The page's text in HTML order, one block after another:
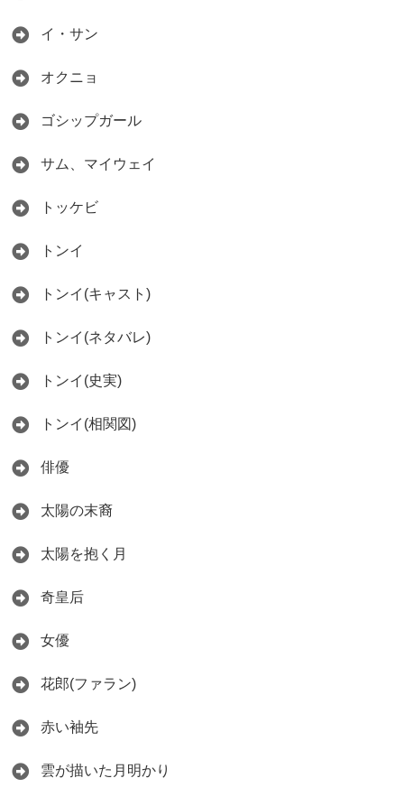
イ・サン
オクニョ
ゴシップガール
サム、マイウェイ
トッケビ
トンイ
トンイ(キャスト)
トンイ(ネタバレ)
トンイ(史実)
トンイ(相関図)
俳優
太陽の末裔
太陽を抱く月
奇皇后
女優
花郎(ファラン)
赤い袖先
雲が描いた月明かり